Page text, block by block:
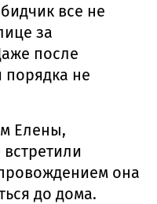
все не
за
после
порядка не
Елены,
она
до дома.